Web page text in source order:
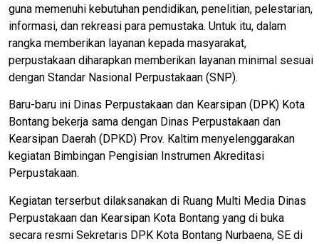
guna memenuhi kebutuhan pendidikan, penelitian, pelestarian,
informasi, dan rekreasi para pemustaka. Untuk itu, dalam
rangka memberikan layanan kepada masyarakat,
perpustakaan diharapkan memberikan layanan minimal sesuai
dengan Standar Nasional Perpustakaan (SNP).
Baru-baru ini Dinas Perpustakaan dan Kearsipan (DPK) Kota
Bontang bekerja sama dengan Dinas Perpustakaan dan
Kearsipan Daerah (DPKD) Prov. Kaltim menyelenggarakan
kegiatan Bimbingan Pengisian Instrumen Akreditasi
Perpustakaan.
Kegiatan terserbut dilaksanakan di Ruang Multi Media Dinas
Perpustakaan dan Kearsipan Kota Bontang yang di buka
secara resmi Sekretaris DPK Kota Bontang Nurbaena, SE di